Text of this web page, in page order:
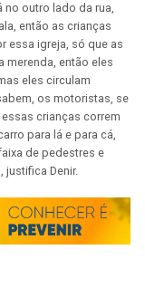
no outro lado da rua,
então as crianças
essa igreja, só que as
merenda, então eles
eles circulam
os motoristas, se
crianças correm
para lá e para cá,
de pedestres e
justifica Denir.